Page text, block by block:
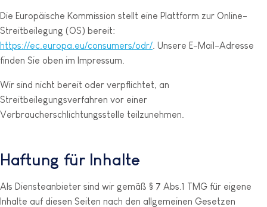
Die Europäische Kommission stellt eine Plattform zur Online-
Streitbeilegung (OS) bereit:
https://ec.europa.eu/consumers/odr/ . Unsere E-Mail-Adresse
finden Sie oben im Impressum.
Wir sind nicht bereit oder verpflichtet, an
Streitbeilegungsverfahren vor einer
Verbraucherschlichtungsstelle teilzunehmen.
Haftung für Inhalte
Als Diensteanbieter sind wir gemäß § 7 Abs.1 TMG für eigene
Inhalte auf diesen Seiten nach den allgemeinen Gesetzen